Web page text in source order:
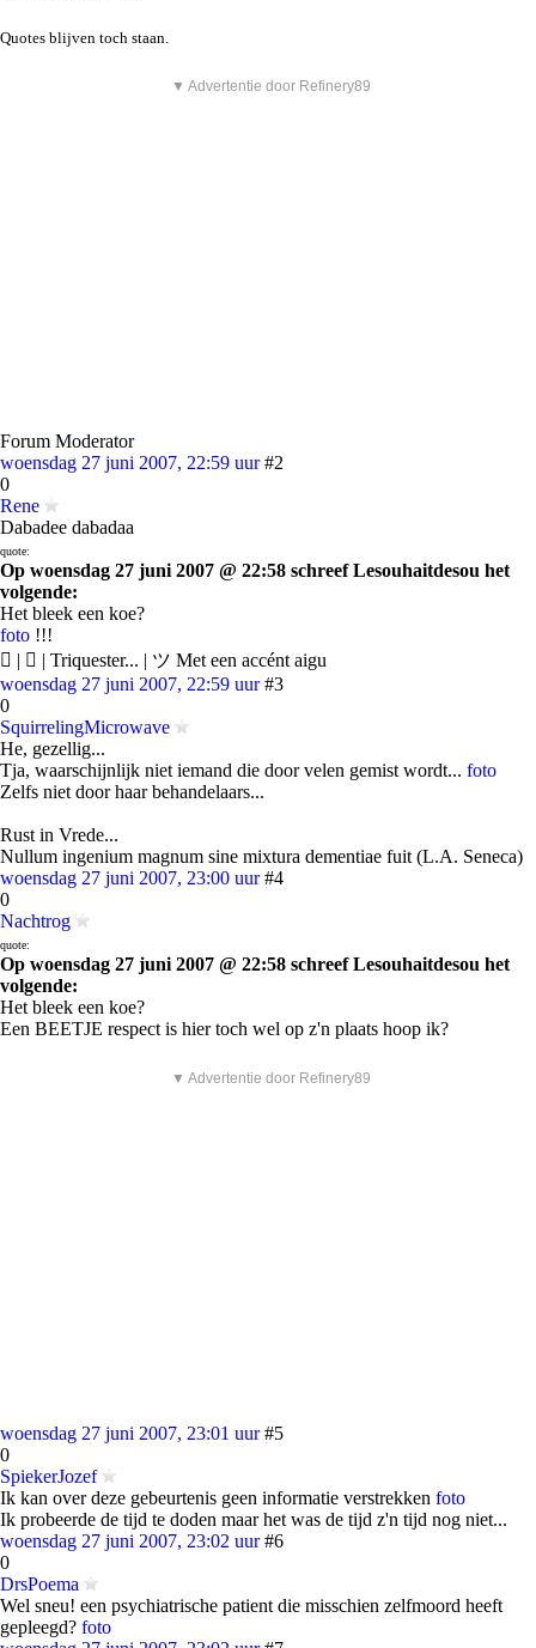
Quotes blijven toch staan.
▼ Advertentie door Refinery89
Forum Moderator
woensdag 27 juni 2007, 22:59 uur #2
0
Rene
Dabadee dabadaa
quote:
Op woensdag 27 juni 2007 @ 22:58 schreef Lesouhaitdesou het
volgende:
Het bleek een koe?
foto !!!
 | ❤ | Triquester... | ツ Met een accént aigu
woensdag 27 juni 2007, 22:59 uur #3
0
SquirrelingMicrowave
He, gezellig...
Tja, waarschijnlijk niet iemand die door velen gemist wordt... foto
Zelfs niet door haar behandelaars...
Rust in Vrede...
Nullum ingenium magnum sine mixtura dementiae fuit (L.A. Seneca)
woensdag 27 juni 2007, 23:00 uur #4
0
Nachtrog
quote:
Op woensdag 27 juni 2007 @ 22:58 schreef Lesouhaitdesou het
volgende:
Het bleek een koe?
Een BEETJE respect is hier toch wel op z'n plaats hoop ik?
▼ Advertentie door Refinery89
woensdag 27 juni 2007, 23:01 uur #5
0
SpiekerJozef
Ik kan over deze gebeurtenis geen informatie verstrekken foto
Ik probeerde de tijd te doden maar het was de tijd z'n tijd nog niet...
woensdag 27 juni 2007, 23:02 uur #6
0
DrsPoema
Wel sneu! een psychiatrische patient die misschien zelfmoord heeft
gepleegd? foto